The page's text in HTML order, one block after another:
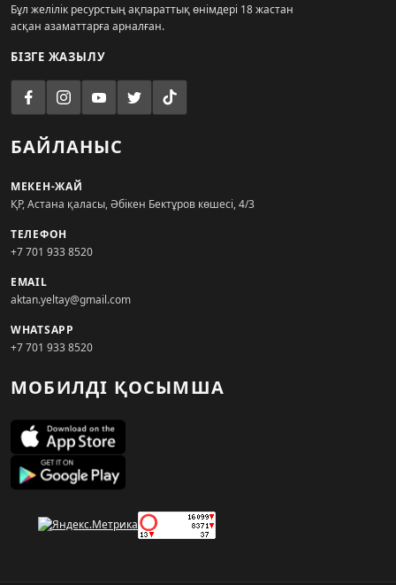
Бұл желілік ресурстың ақпараттық өнімдері 18 жастан
асқан азаматтарға арналған.
БІЗГЕ ЖАЗЫЛУ
БАЙЛАНЫС
МЕКЕН-ЖАЙ
ҚР, Астана қаласы, Әбікен Бектұров көшесі, 4/3
ТЕЛЕФОН
+7 701 933 8520
EMAIL
aktan.yeltay@gmail.com
WHATSAPP
+7 701 933 8520
МОБИЛДІ ҚОСЫМША